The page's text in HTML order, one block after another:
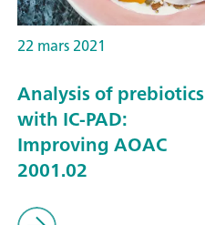
22 mars 2021
Analysis of prebiotics
with IC-PAD:
Improving AOAC
2001.02